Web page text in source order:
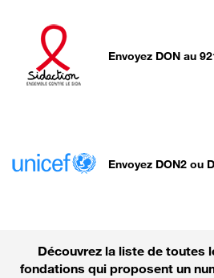
Envoyez DON au
Envoyez DON2 ou
Découvrez la liste de toutes
fondations qui proposent un